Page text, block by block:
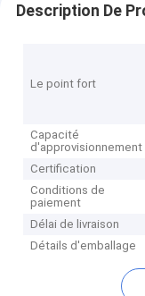
Description De
Le point fort
Capacité
d'approvisionnement
Certification
Conditions de
paiement
Délai de livraison
Détails d'emballage